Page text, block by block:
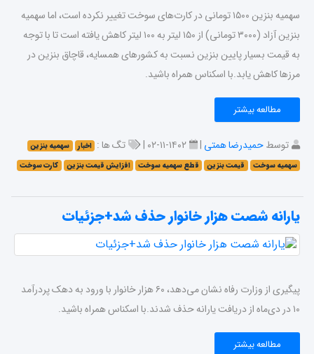
سهمیه بنزین ۱۵۰۰ تومانی در کارت‌های سوخت تغییر نکرده است، اما سهمیه
بنزین آزاد (۳۰۰۰ تومانی) از ۱۵۰ لیتر به ۱۰۰ لیتر کاهش یافته است تا با توجه
به قیمت بسیار پایین بنزین نسبت به کشورهای همسایه، قاچاق بنزین در
مرزها کاهش یابد.‌با اسکناس همراه باشید.
مطالعه بیشتر
توسطحمیدرضا همتی | ۱۴۰۲-۱۱-۰۲ | تگ ها : اخبار
سهمیه بنزین
سهمیه سوخت
قیمت بنزین قطع سهمیه سوخت افزایش قیمت بنزین کارت سوخت
یارانه شصت هزار خانوار حذف شد+جزئیات
پیگیری از وزارت رفاه نشان می‌دهد، ۶۰ هزار خانوار با ورود به دهک پردرآمد
۱۰ در دی‌ماه از دریافت یارانه حذف شدند.با اسکناس همراه باشید.
مطالعه بیشتر